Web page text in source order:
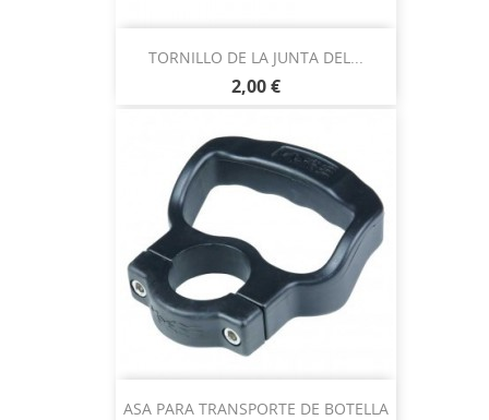
TORNILLO DE LA JUNTA DEL...
2,00 €
ASA PARA TRANSPORTE DE BOTELLA